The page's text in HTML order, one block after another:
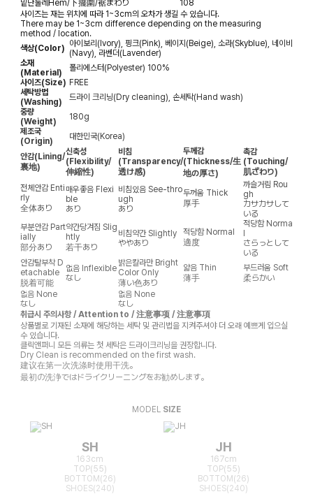
밑단둘레 Hem/下擺圍/裾まわり
108
사이즈는 재는 위치에 따라 1~3cm의 오차가 생길 수 있습니다.
There may be 1~3cm difference depending on the measuring
method / location.
색상(Color) 아이보리(Ivory), 핑크(Pink), 베이지(Beige), 소라(Skyblue), 네이비
(Navy), 라벤더(Lavender)
소재
(Material)
폴리에스터(Polyester) 100%
사이즈(Size) FREE
세탁방법
(Washing)
드라이 크리닝(Dry cleaning), 손세탁(Hand wash)
중량
(Weight)
180g
제조국
(Origin)
대한민국(Korea)
안감(Lining/
裏地)
신축성
(Flexibility/
伸縮性)
비침
(Transparency/
透け感)
두께감
(Thickness/生
地の厚さ)
촉감
(Touching/
肌ざわり)
전체안감 Enti
rly
全体あり
매우좋음 Flexi
ble
あり
비침있음 See-thro
ugh
あり
두꺼움 Thick
厚手
까슬거림 Rou
gh
カサカサして
いる
부분안감 Part
ially
部分あり
약간당겨짐 Slig
htly
若干あり
비침약간 Slightly
ややあり
적당함 Normal
適度
적당함 Norma
l
さらっとして
いる
안감탈부착 D
etachable
脱着可能
없음 Inflexible
なし
밝은칼라만 Bright
Color Only
薄い色あり
얇음 Thin
薄手
부드러움 Soft
柔らかい
없음 None
なし
없음 None
なし
취급시 주의사항 / Attention to / 注意事项 / 注意事項
상품별로 기재된 소재에 해당하는 세탁 및 관리법을 지켜주셔야 더 오래 예쁘게 입으실
수 있습니다.
클릭앤퍼니 모든 의류는 첫 세탁은 드라이크리닝을 권장합니다.
Dry Clean is recommended on the first wash.
建议在第一次洗涤时使用干洗。
最初の洗浄ではドライクリーニングをお勧めします。
MODEL SIZE
SH
163cm
TOP(55)
BOTTOM(26)
SHOES(240)
JH
167cm
TOP(55)
BOTTOM(26)
SHOES(240)